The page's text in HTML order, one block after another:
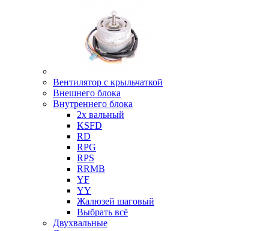
Вентилятор с крыльчаткой
Внешнего блока
Внутреннего блока
2х вальный
KSFD
RD
RPG
RPS
RRMB
YF
YY
Жалюзей шаговый
Выбрать всё
Двухвальные